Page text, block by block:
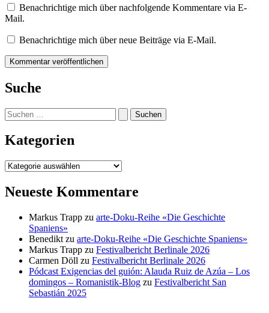
Benachrichtige mich über nachfolgende Kommentare via E-
Mail.
Benachrichtige mich über neue Beiträge via E-Mail.
Suche
Suchen
nach:
Kategorien
Kategorien
Neueste Kommentare
Markus Trapp zu arte-Doku-Reihe «Die Geschichte
Spaniens»
Benedikt zu arte-Doku-Reihe «Die Geschichte Spaniens»
Markus Trapp zu Festivalbericht Berlinale 2026
Carmen Döll zu Festivalbericht Berlinale 2026
Pódcast Exigencias del guión: Alauda Ruiz de Azúa – Los
domingos – Romanistik-Blog zu Festivalbericht San
Sebastián 2025